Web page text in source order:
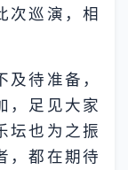
次巡演，相
待准备，
，足见大家
坛也为之振
，都在期待